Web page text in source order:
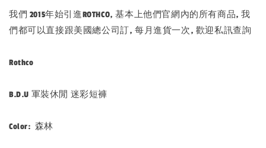
我們 2015年始引進ROTHCO, 基本上他們官網內的所有商品, 我
們都可以直接跟美國總公司訂, 每月進貨一次, 歡迎私訊查詢
Rothco
B.D.U 軍裝休閒 迷彩短褲
Color: 森林